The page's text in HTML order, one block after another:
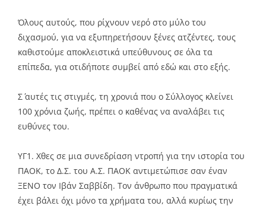
Όλους αυτούς, που ρίχνουν νερό στο μύλο του
διχασμού, για να εξυπηρετήσουν ξένες ατζέντες, τους
καθιστούμε αποκλειστικά υπεύθυνους σε όλα τα
επίπεδα, για οτιδήποτε συμβεί από εδώ και στο εξής.
Σ΄ αυτές τις στιγμές, τη χρονιά που ο Σύλλογος κλείνει
100 χρόνια ζωής, πρέπει ο καθένας να αναλάβει τις
ευθύνες του.
ΥΓ1. Χθες σε μια συνεδρίαση ντροπή για την ιστορία του
ΠΑΟΚ, το Δ.Σ. του Α.Σ. ΠΑΟΚ αντιμετώπισε σαν έναν
ΞΕΝΟ τον Ιβάν Σαββίδη. Τον άνθρωπο που πραγματικά
έχει βάλει όχι μόνο τα χρήματα του, αλλά κυρίως την